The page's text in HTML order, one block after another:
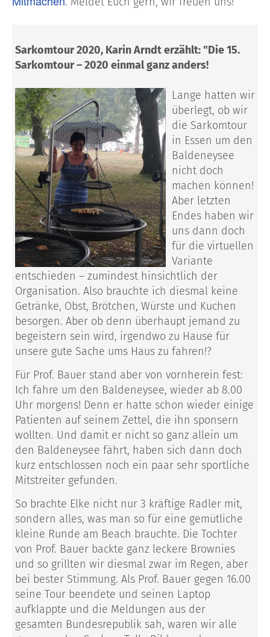
Sarkomtour 2020, Karin Arndt erzählt: "Die 15.
Sarkomtour – 2020 einmal ganz anders!
Lange hatten wir
überlegt, ob wir
die Sarkomtour
in Essen um den
Baldeneysee
nicht doch
machen können!
Aber letzten
Endes haben wir
uns dann doch
für die virtuellen
Variante
entschieden – zumindest hinsichtlich der
Organisation. Also brauchte ich diesmal keine
Getränke, Obst, Brötchen, Würste und Kuchen
besorgen. Aber ob denn überhaupt jemand zu
begeistern sein wird, irgendwo zu Hause für
unsere gute Sache ums Haus zu fahren!?
Für Prof. Bauer stand aber von vornherein fest:
Ich fahre um den Baldeneysee, wieder ab 8.00
Uhr morgens! Denn er hatte schon wieder einige
Patienten auf seinem Zettel, die ihn sponsern
wollten. Und damit er nicht so ganz allein um
den Baldeneysee fährt, haben sich dann doch
kurz entschlossen noch ein paar sehr sportliche
Mitstreiter gefunden.
So brachte Elke nicht nur 3 kräftige Radler mit,
sondern alles, was man so für eine gemütliche
kleine Runde am Beach brauchte. Die Tochter
von Prof. Bauer backte ganz leckere Brownies
und so grillten wir diesmal zwar im Regen, aber
bei bester Stimmung. Als Prof. Bauer gegen 16.00
seine Tour beendete und seinen Laptop
aufklappte und die Meldungen aus der
gesamten Bundesrepublik sah, waren wir alle